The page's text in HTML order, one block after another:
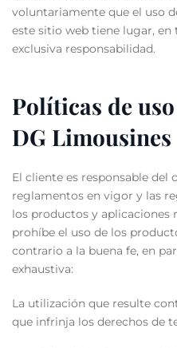
voluntariamente que el uso
este sitio web tiene lugar, en
exclusiva responsabilidad.
Políticas de
DG Limousines
El cliente es responsable
reglamentos en vigor y las
los productos y aplicaciones
prohíbe el uso de los
contrario a la buena fe, en
exhaustiva:
La utilización que resulte
que infrinja los derechos de